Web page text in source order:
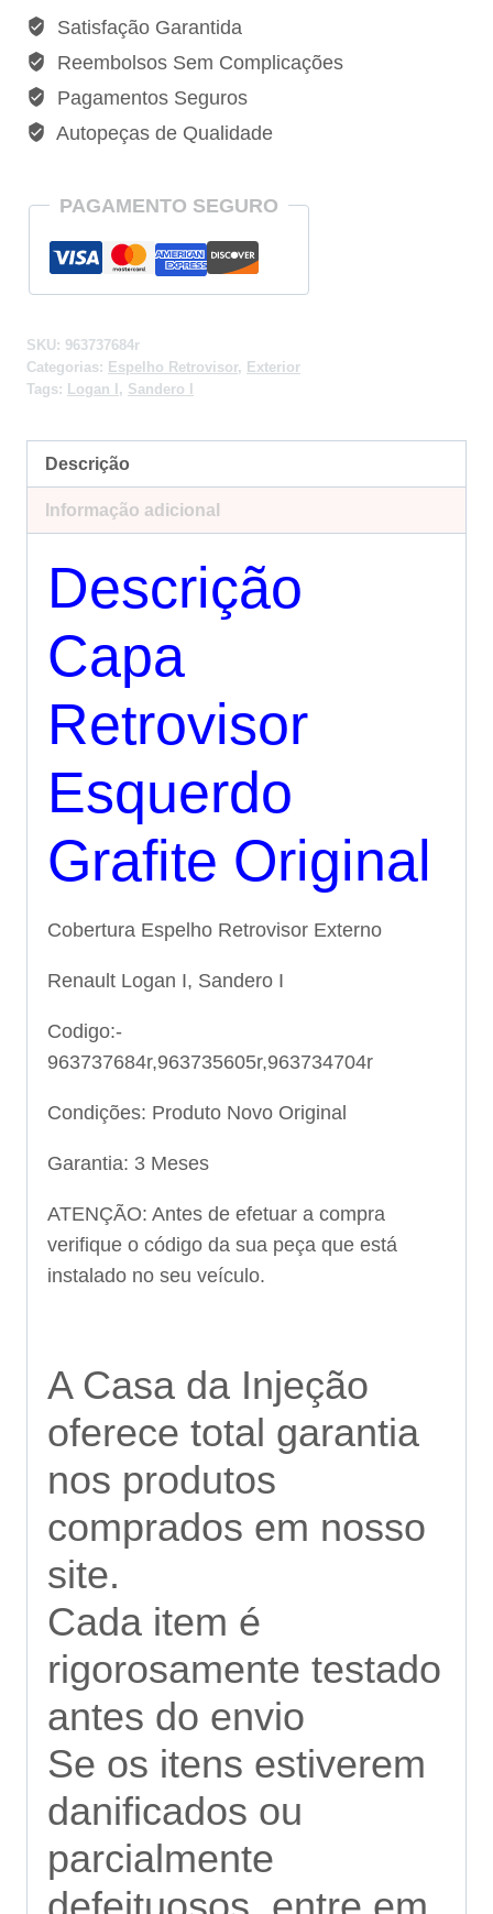
Logan
Sandero
I
-
963737684r
Satisfação Garantida
Reembolsos Sem Complicações
Pagamentos Seguros
Autopeças de Qualidade
PAGAMENTO SEGURO
SKU: 963737684r
Categorias: Espelho Retrovisor, Exterior
Tags: Logan I , Sandero I
Descrição
Informação adicional
Descrição
Capa
Retrovisor
Esquerdo
Grafite Original
Cobertura Espelho Retrovisor Externo
Renault Logan I, Sandero I
Codigo:-
963737684r,963735605r,963734704r
Condições: Produto Novo Original
Garantia: 3 Meses
ATENÇÃO: Antes de efetuar a compra
verifique o código da sua peça que está
instalado no seu veículo.
A Casa da Injeção
oferece total garantia
nos produtos
comprados em nosso
site.
Cada item é
rigorosamente testado
antes do envio
Se os itens estiverem
danificados ou
parcialmente